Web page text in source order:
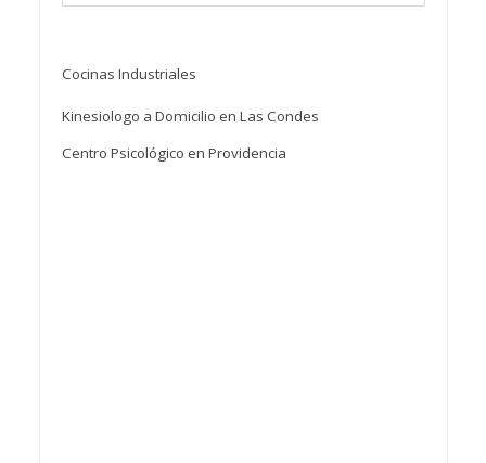
Cocinas Industriales
Kinesiologo a Domicilio en Las Condes
Centro Psicológico en Providencia